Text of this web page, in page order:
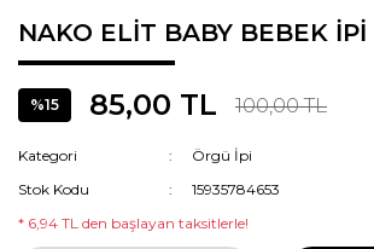
NAKO ELİT BABY BEBEK İPİ
%15 85,00 TL 100,00 TL
Kategori
Örgü İpi
Stok Kodu
15935784653
* 6,94 TL den başlayan taksitlerle!